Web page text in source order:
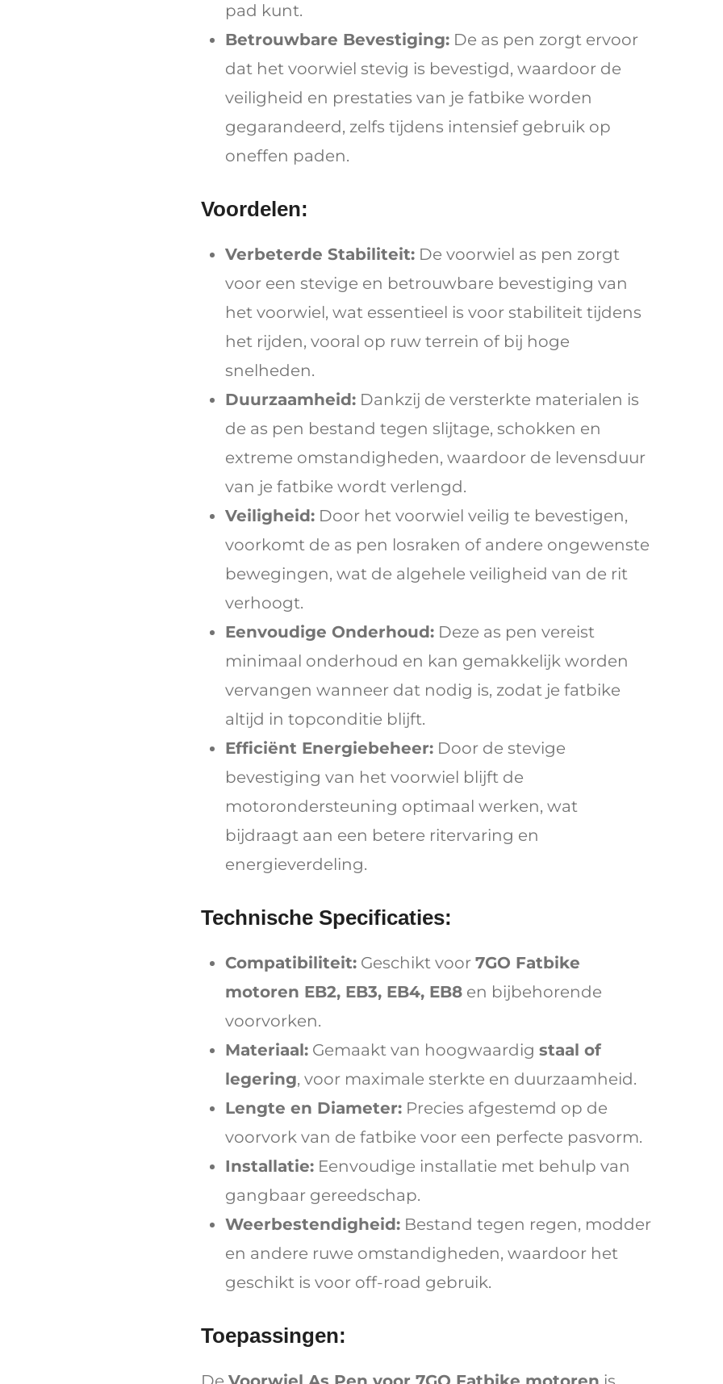
pad kunt.
Betrouwbare Bevestiging: De as pen zorgt ervoor
dat het voorwiel stevig is bevestigd, waardoor de
veiligheid en prestaties van je fatbike worden
gegarandeerd, zelfs tijdens intensief gebruik op
oneffen paden.
Voordelen:
Verbeterde Stabiliteit: De voorwiel as pen zorgt
voor een stevige en betrouwbare bevestiging van
het voorwiel, wat essentieel is voor stabiliteit tijdens
het rijden, vooral op ruw terrein of bij hoge
snelheden.
Duurzaamheid: Dankzij de versterkte materialen is
de as pen bestand tegen slijtage, schokken en
extreme omstandigheden, waardoor de levensduur
van je fatbike wordt verlengd.
Veiligheid: Door het voorwiel veilig te bevestigen,
voorkomt de as pen losraken of andere ongewenste
bewegingen, wat de algehele veiligheid van de rit
verhoogt.
Eenvoudige Onderhoud: Deze as pen vereist
minimaal onderhoud en kan gemakkelijk worden
vervangen wanneer dat nodig is, zodat je fatbike
altijd in topconditie blijft.
Efficiënt Energiebeheer: Door de stevige
bevestiging van het voorwiel blijft de
motorondersteuning optimaal werken, wat
bijdraagt aan een betere ritervaring en
energieverdeling.
Technische Specificaties:
Compatibiliteit: Geschikt voor 7GO Fatbike
motoren EB2, EB3, EB4, EB8 en bijbehorende
voorvorken.
Materiaal: Gemaakt van hoogwaardig staal of
legering, voor maximale sterkte en duurzaamheid.
Lengte en Diameter: Precies afgestemd op de
voorvork van de fatbike voor een perfecte pasvorm.
Installatie: Eenvoudige installatie met behulp van
gangbaar gereedschap.
Weerbestendigheid: Bestand tegen regen, modder
en andere ruwe omstandigheden, waardoor het
geschikt is voor off-road gebruik.
Toepassingen: